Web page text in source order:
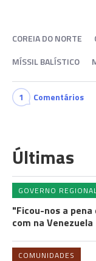
COREIA DO NORTE
MÍSSIL BALÍSTICO
1 Comentários
Últimas
GOVERNO
"Ficou-nos a
com na Venezuela
COMUNIDADES